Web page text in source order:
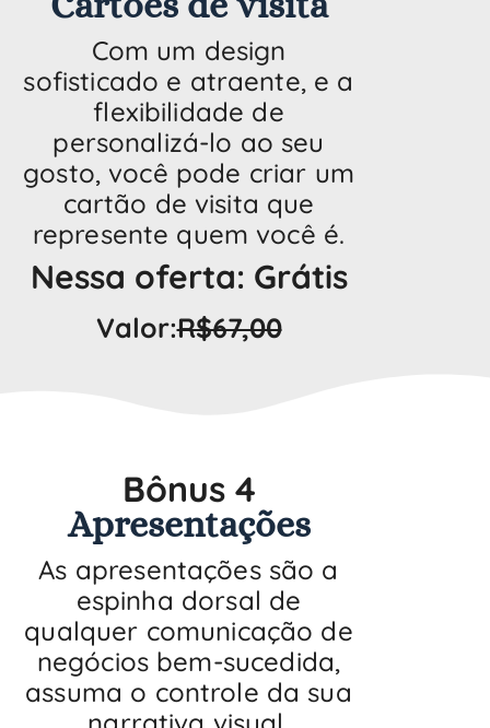
Com um design
sofisticado e atraente, e a
flexibilidade de
personalizá-lo ao seu
gosto, você pode criar um
cartão de visita que
represente quem você é.
Nessa oferta: Grátis
Valor:R$67,00
Bônus 4
Apresentações
As apresentações são a
espinha dorsal de
qualquer comunicação de
negócios bem-sucedida,
assuma o controle da sua